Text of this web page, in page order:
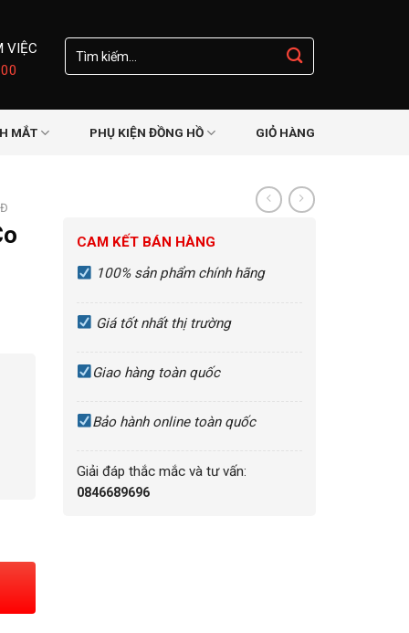
VIỆC
Tìm
kiếm:
MẮT PHỤ KIỆN ĐỒNG HỒ GIỎ HÀNG
CAM KẾT BÁN HÀNG
100% sản phẩm chính hãng
Giá tốt nhất thị trường
Giao hàng toàn quốc
Bảo hành online toàn quốc
Giải đáp thắc mắc và tư vấn:
0846689696